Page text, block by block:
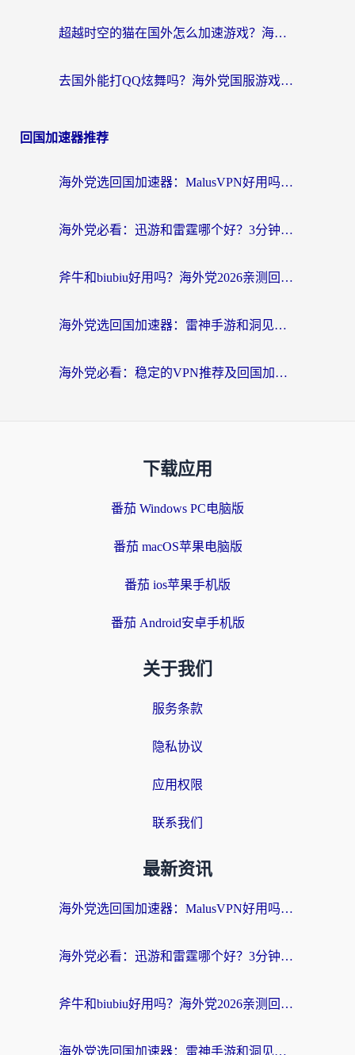
超越时空的猫在国外怎么加速游戏？海外玩家国服畅玩终极指南
去国外能打QQ炫舞吗？海外党国服游戏不卡顿的终极指南
回国加速器推荐
海外党选回国加速器：MalusVPN好用吗？和快帆VPN哪个好？附真实对比与避坑指南
海外党必看：迅游和雷霆哪个好？3分钟教你选对回国加速器，无缝刷国内剧玩手游
斧牛和biubiu好用吗？海外党2026亲测回国加速器指南，附番茄加速器深度体验
海外党选回国加速器：雷神手游和洞见哪个好？附iPhone免费VPN推荐及ChickCNUfunR实测
海外党必看：稳定的VPN推荐及回国加速器选择全攻略——告别地域限制，轻松刷国内资源
下载应用
番茄 Windows PC电脑版
番茄 macOS苹果电脑版
番茄 ios苹果手机版
番茄 Android安卓手机版
关于我们
服务条款
隐私协议
应用权限
联系我们
最新资讯
海外党选回国加速器：MalusVPN好用吗？和快帆VPN哪个好？附真实对比与避坑指南
海外党必看：迅游和雷霆哪个好？3分钟教你选对回国加速器，无缝刷国内剧玩手游
斧牛和biubiu好用吗？海外党2026亲测回国加速器指南，附番茄加速器深度体验
海外党选回国加速器：雷神手游和洞见哪个好？附iPhone免费VPN推荐及ChickCNUfunR实测